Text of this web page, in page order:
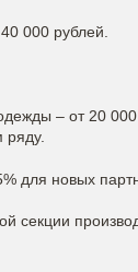
000 рублей.
– от 20 000
для новых
секции